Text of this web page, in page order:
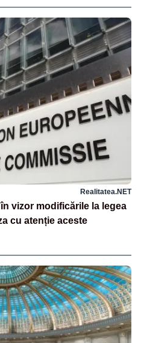
Realitatea.NET
vizor modificările la legea
cu atenție aceste